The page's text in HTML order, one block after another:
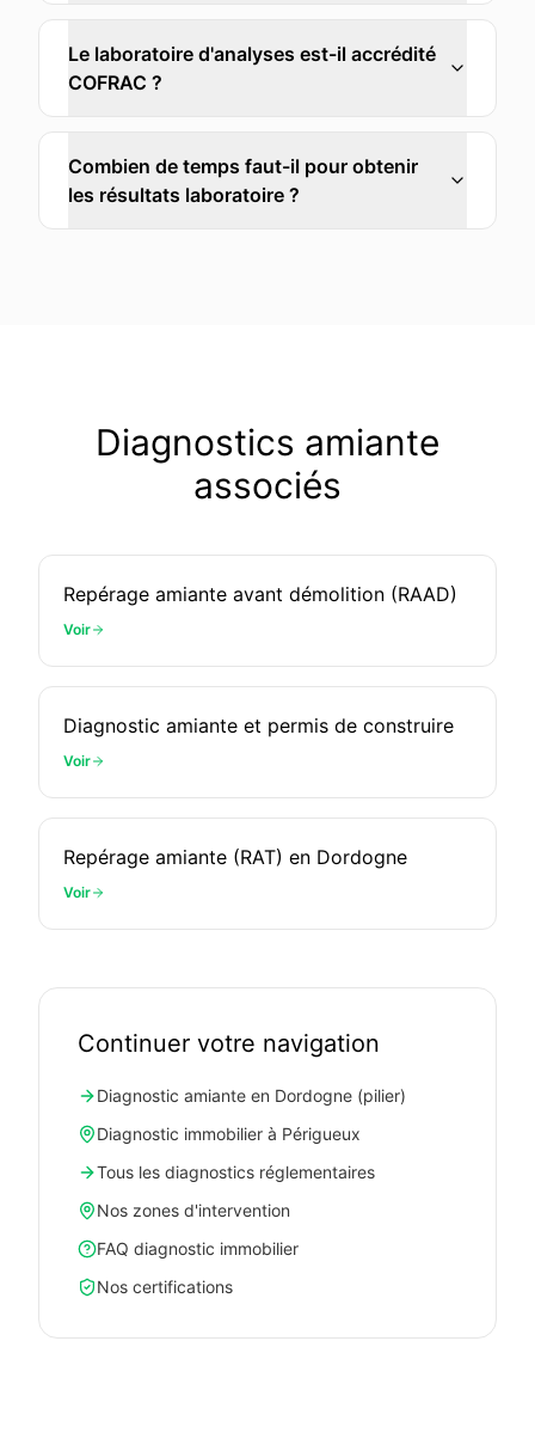
Le laboratoire d'analyses est-il accrédité
COFRAC ?
Combien de temps faut-il pour obtenir
les résultats laboratoire ?
Diagnostics amiante
associés
Repérage amiante avant démolition (RAAD)
Voir
Diagnostic amiante et permis de construire
Voir
Repérage amiante (RAT) en Dordogne
Voir
Continuer votre navigation
Diagnostic amiante en Dordogne (pilier)
Diagnostic immobilier à Périgueux
Tous les diagnostics réglementaires
Nos zones d'intervention
FAQ diagnostic immobilier
Nos certifications